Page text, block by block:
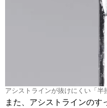
アシストラインが抜けにくい「半
また、アシストラインの